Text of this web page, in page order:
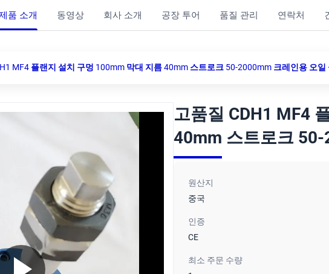
품 소개 동영상 회사 소개 공장 투어 품질 관리 연락처
MF4 플랜지 설치 구멍 100mm 막대 지름 40mm 스트로크 50-2000mm 크레인용 오일
고품질 CDH1 MF4
40mm 스트로크
원산지
중국
인증
CE
최소 주문 수량